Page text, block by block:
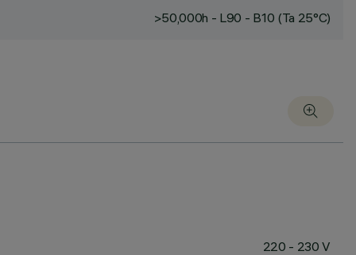
>50,000h - L90 - B10 (Ta 25°C)
220 - 230 V